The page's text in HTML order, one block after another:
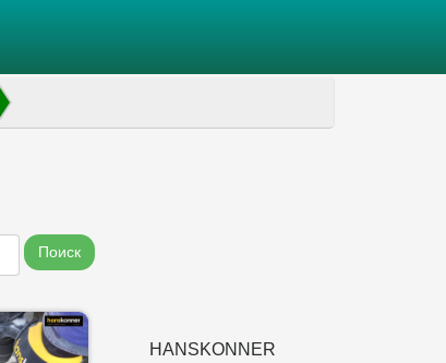
Поиск
HANSKONNER